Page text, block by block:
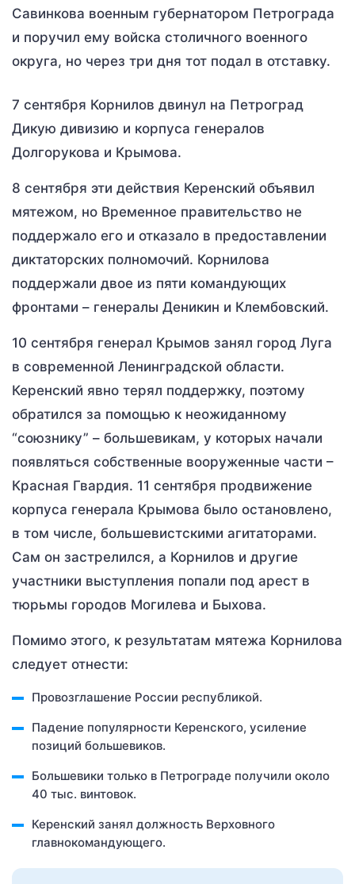
Савинкова военным губернатором Петрограда
и поручил ему войска столичного военного
округа, но через три дня тот подал в отставку.
7 сентября Корнилов двинул на Петроград
Дикую дивизию и корпуса генералов
Долгорукова и Крымова.
8 сентября эти действия Керенский объявил
мятежом, но Временное правительство не
поддержало его и отказало в предоставлении
диктаторских полномочий. Корнилова
поддержали двое из пяти командующих
фронтами – генералы Деникин и Клембовский.
10 сентября генерал Крымов занял город Луга
в современной Ленинградской области.
Керенский явно терял поддержку, поэтому
обратился за помощью к неожиданному
“союзнику” – большевикам, у которых начали
появляться собственные вооруженные части –
Красная Гвардия. 11 сентября продвижение
корпуса генерала Крымова было остановлено,
в том числе, большевистскими агитаторами.
Сам он застрелился, а Корнилов и другие
участники выступления попали под арест в
тюрьмы городов Могилева и Быхова.
Помимо этого, к результатам мятежа Корнилова
следует отнести:
Провозглашение России республикой.
Падение популярности Керенского, усиление
позиций большевиков.
Большевики только в Петрограде получили около
40 тыс. винтовок.
Керенский занял должность Верховного
главнокомандующего.